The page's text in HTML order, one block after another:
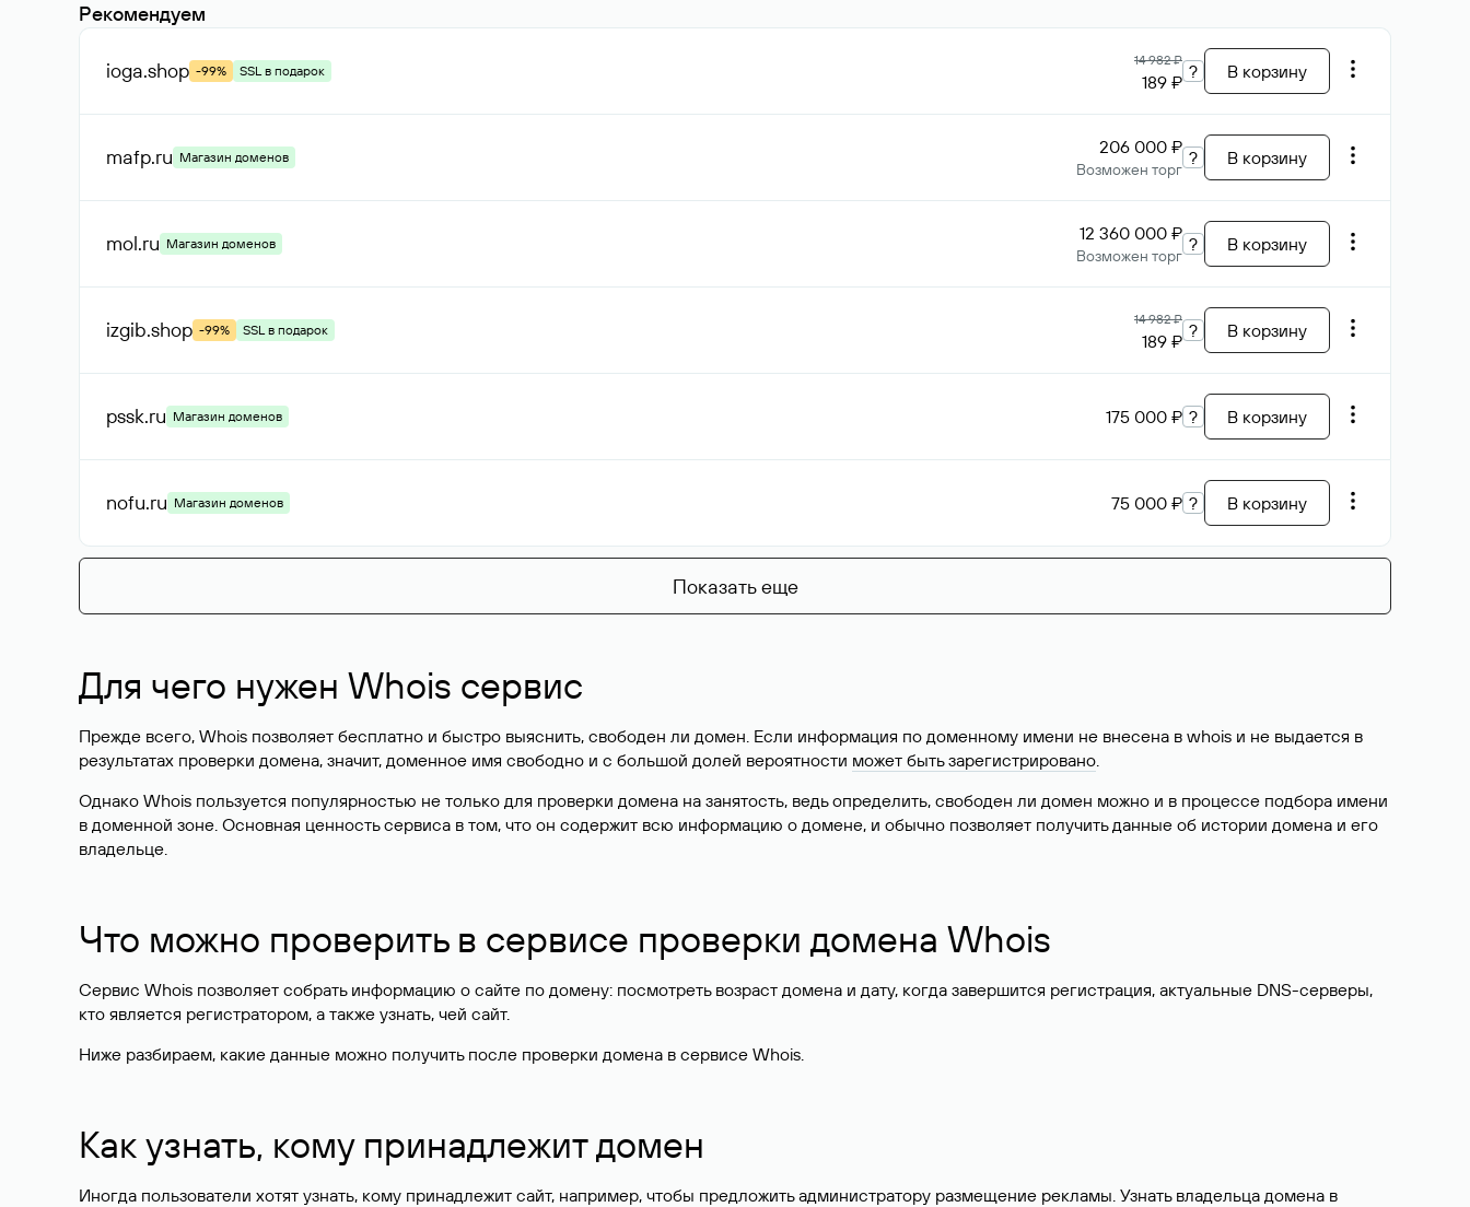
Рекомендуем
ioga.shop -99% SSL в подарок
14 982 ₽
189 ₽ ? В корзину
mafp.ru Магазин доменов 206 000 ₽
Возможен торг
? В корзину
mol.ru Магазин доменов 12 360 000 ₽
Возможен торг
? В корзину
izgib.shop -99% SSL в подарок
14 982 ₽
189 ₽ ? В корзину
pssk.ru Магазин доменов 175 000 ₽ ? В корзину
nofu.ru Магазин доменов 75 000 ₽ ? В корзину
Показать еще
Для чего нужен Whois сервис
Прежде всего, Whois позволяет бесплатно и быстро выяснить, свободен ли домен. Если информация по доменному имени не внесена в whois и не выдается в
результатах проверки домена, значит, доменное имя свободно и с большой долей вероятности может быть зарегистрировано.
Однако Whois пользуется популярностью не только для проверки домена на занятость, ведь определить, свободен ли домен можно и в процессе подбора имени
в доменной зоне. Основная ценность сервиса в том, что он содержит всю информацию о домене, и обычно позволяет получить данные об истории домена и его
владельце.
Что можно проверить в сервисе проверки домена Whois
Сервис Whois позволяет собрать информацию о сайте по домену: посмотреть возраст домена и дату, когда завершится регистрация, актуальные DNS-серверы,
кто является регистратором, а также узнать, чей сайт.
Ниже разбираем, какие данные можно получить после проверки домена в сервисе Whois.
Как узнать, кому принадлежит домен
Иногда пользователи хотят узнать, кому принадлежит сайт, например, чтобы предложить администратору размещение рекламы. Узнать владельца домена в